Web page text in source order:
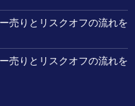
売りとリスクオフの流れを
売りとリスクオフの流れを